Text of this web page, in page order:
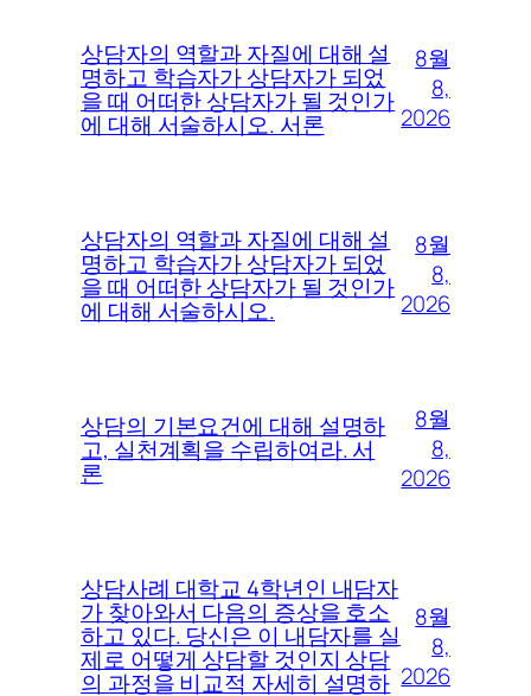
상담자의 역할과 자질에 대해 설
명하고 학습자가 상담자가 되었
을 때 어떠한 상담자가 될 것인가
에 대해 서술하시오. 서론
8월
8,
2026
상담자의 역할과 자질에 대해 설
명하고 학습자가 상담자가 되었
을 때 어떠한 상담자가 될 것인가
에 대해 서술하시오.
8월
8,
2026
상담의 기본요건에 대해 설명하
고, 실천계획을 수립하여라. 서
론
8월
8,
2026
상담사례 대학교 4학년인 내담자
가 찾아와서 다음의 증상을 호소
하고 있다. 당신은 이 내담자를 실
제로 어떻게 상담할 것인지 상담
의 과정을 비교적 자세히 설명하
8월
8,
2026